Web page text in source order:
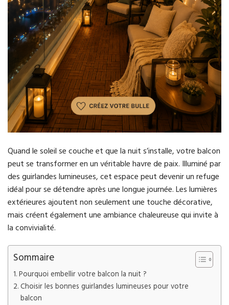
Quand le soleil se couche et que la nuit s’installe, votre balcon
peut se transformer en un véritable havre de paix. Illuminé par
des guirlandes lumineuses, cet espace peut devenir un refuge
idéal pour se détendre après une longue journée. Les lumières
extérieures ajoutent non seulement une touche décorative,
mais créent également une ambiance chaleureuse qui invite à
la convivialité.
Sommaire
Pourquoi embellir votre balcon la nuit ?
Choisir les bonnes guirlandes lumineuses pour votre
balcon